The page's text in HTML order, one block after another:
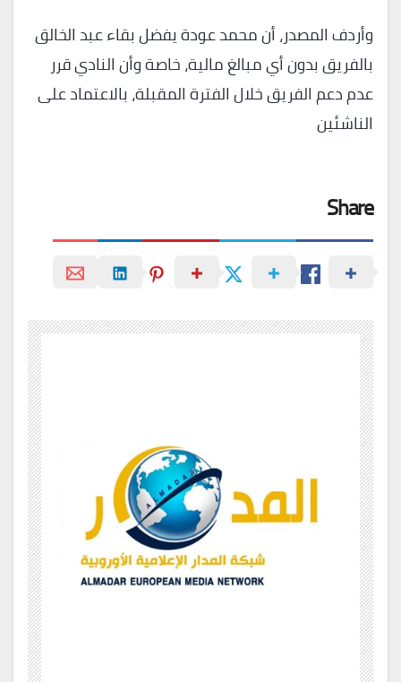
وأردف المصدر، أن محمد عودة يفضل بقاء عبد الخالق
بالفريق بدون أي مبالغ مالية، خاصة وأن النادي قرر
عدم دعم الفريق خلال الفترة المقبلة، بالاعتماد على
الناشئين
Share